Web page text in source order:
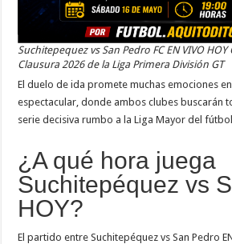
Suchitepequez vs San Pedro FC EN VIVO
Clausura 2026 de la Liga Primera División GT
El duelo de ida promete muchas emociones
espectacular, donde ambos clubes buscarán
serie decisiva rumbo a la Liga Mayor del
¿A qué hora juega
Suchitepéquez vs
HOY?
El partido entre Suchitepéquez vs San Pedro